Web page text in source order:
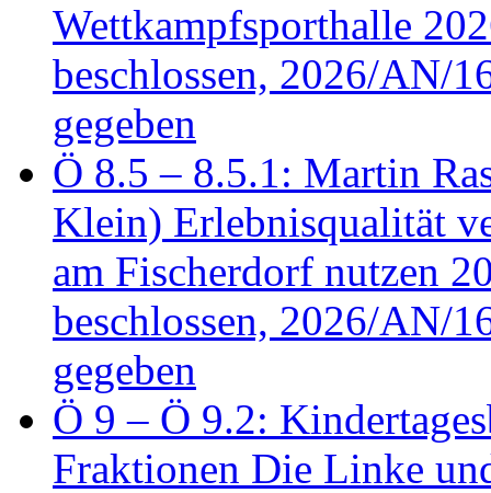
Wettkampfsporthalle
beschlossen, 2026/AN/
gegeben
Ö 8.5 – 8.5.1: Martin
Klein) Erlebnisqualität
am Fischerdorf nutzen
beschlossen, 2026/AN/
gegeben
Ö 9 – Ö 9.2:
Fraktionen Die Linke